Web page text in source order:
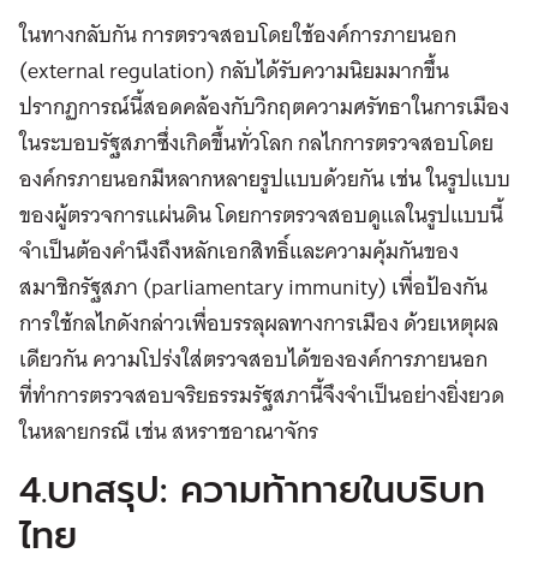
ในทางกลับกัน การตรวจสอบโดยใช้องค์การภายนอก
(external regulation) กลับได้รับความนิยมมากขึ้น
ปรากฏการณ์นี้สอดคล้องกับวิกฤตความศรัทธาในการเมือง
ในระบอบรัฐสภาซึ่งเกิดขึ้นทั่วโลก กลไกการตรวจสอบโดย
องค์กรภายนอกมีหลากหลายรูปแบบด้วยกัน เช่น ในรูปแบบ
ของผู้ตรวจการแผ่นดิน โดยการตรวจสอบดูแลในรูปแบบนี้
จำเป็นต้องคำนึงถึงหลักเอกสิทธิ์และความคุ้มกันของ
สมาชิกรัฐสภา (parliamentary immunity) เพื่อป้องกัน
การใช้กลไกดังกล่าวเพื่อบรรลุผลทางการเมือง ด้วยเหตุผล
เดียวกัน ความโปร่งใส่ตรวจสอบได้ขององค์การภายนอก
ที่ทำการตรวจสอบจริยธรรมรัฐสภานี้จึงจำเป็นอย่างยิ่งยวด
ในหลายกรณี เช่น สหราชอาณาจักร
4.บทสรุป: ความท้าทายในบริบท
ไทย